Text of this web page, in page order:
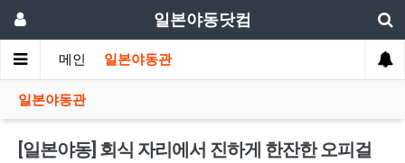
일본야동닷컴
메인 일본야동관
일본야동관
[일본야동] 회식 자리에서 진하게 한잔한 오피걸